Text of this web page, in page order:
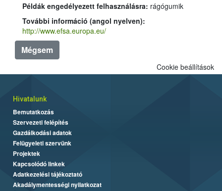
Példák engedélyezett felhasználásra: rágógumik
További információ (angol nyelven):
http://www.efsa.europa.eu/
Mégsem
Cookie beállítások
Hivatalunk
Bemutatkozás
Szervezeti felépítés
Gazdálkodási adatok
Felügyeleti szervünk
Projektek
Kapcsolódó linkek
Adatkezelési tájékoztató
Akadálymentességi nyilatkozat